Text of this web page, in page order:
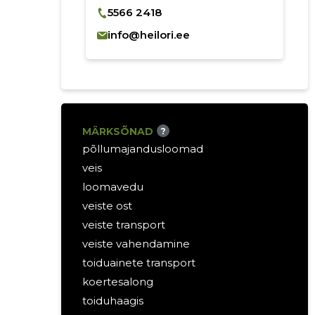
5566 2418
info@heilori.ee
MÄRKSÕNAD ?
põllumajandusloomad
veis
loomavedu
veiste ost
veiste transport
veiste vahendamine
toiduainete transport
koertesalong
toiduhaagis